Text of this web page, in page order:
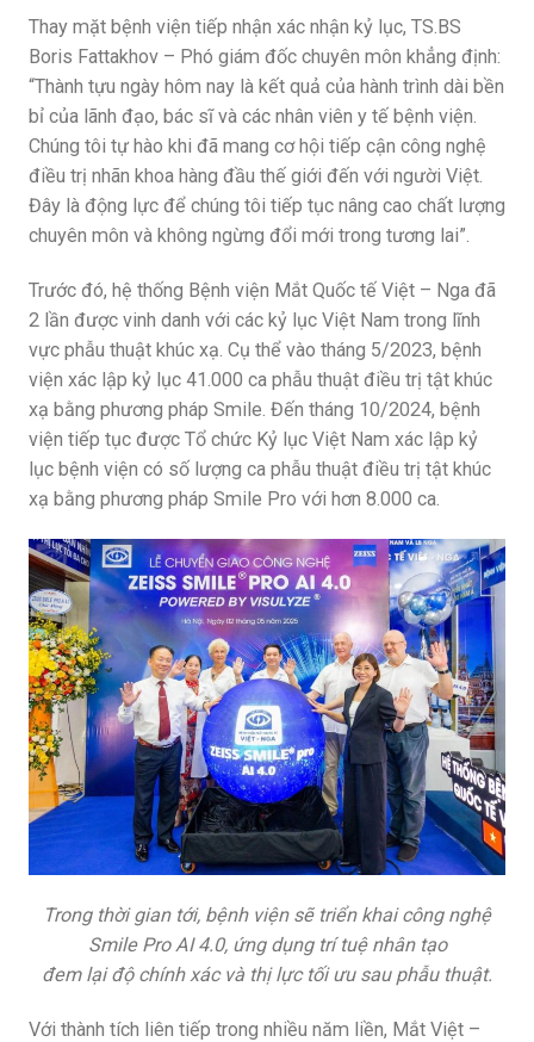
Thay mặt bệnh viện tiếp nhận xác nhận kỷ lục, TS.BS
Boris Fattakhov – Phó giám đốc chuyên môn khẳng định:
“Thành tựu ngày hôm nay là kết quả của hành trình dài bền
bỉ của lãnh đạo, bác sĩ và các nhân viên y tế bệnh viện.
Chúng tôi tự hào khi đã mang cơ hội tiếp cận công nghệ
điều trị nhãn khoa hàng đầu thế giới đến với người Việt.
Đây là động lực để chúng tôi tiếp tục nâng cao chất lượng
chuyên môn và không ngừng đổi mới trong tương lai”.
Trước đó, hệ thống Bệnh viện Mắt Quốc tế Việt – Nga đã
2 lần được vinh danh với các kỷ lục Việt Nam trong lĩnh
vực phẫu thuật khúc xạ. Cụ thể vào tháng 5/2023, bệnh
viện xác lập kỷ lục 41.000 ca phẫu thuật điều trị tật khúc
xạ bằng phương pháp Smile. Đến tháng 10/2024, bệnh
viện tiếp tục được Tổ chức Kỷ lục Việt Nam xác lập kỷ
lục bệnh viện có số lượng ca phẫu thuật điều trị tật khúc
xạ bằng phương pháp Smile Pro với hơn 8.000 ca.
Trong thời gian tới, bệnh viện sẽ triển khai công nghệ
Smile Pro AI 4.0, ứng dụng trí tuệ nhân tạo
đem lại độ chính xác và thị lực tối ưu sau phẫu thuật.
Với thành tích liên tiếp trong nhiều năm liền, Mắt Việt –